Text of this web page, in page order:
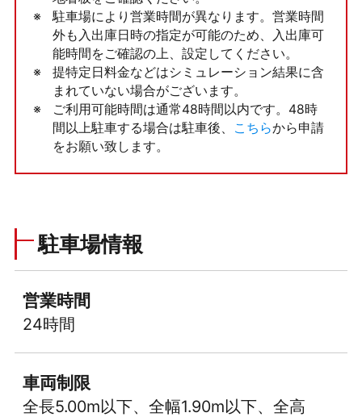
駐車場により営業時間が異なります。営業時間
外も入出庫日時の指定が可能のため、入出庫可
能時間をご確認の上、設定してください。
提特定日料金などはシミュレーション結果に含
まれていない場合がございます。
ご利用可能時間は通常48時間以内です。48時
間以上駐車する場合は駐車後、
こちらから申請
をお願い致します。
駐車場情報
営業時間
24時間
車両制限
全長5.00m以下、全幅1.90m以下、全高